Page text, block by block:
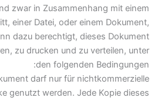
zwar in Zusammenhang mit einem
einer Datei, oder einem Dokument,
dazu berechtigt, dieses Dokument
zu drucken und zu verteilen, unter
den folgenden Bedingungen:
darf nur für nichtkommerzielle
genutzt werden. Jede Kopie dieses